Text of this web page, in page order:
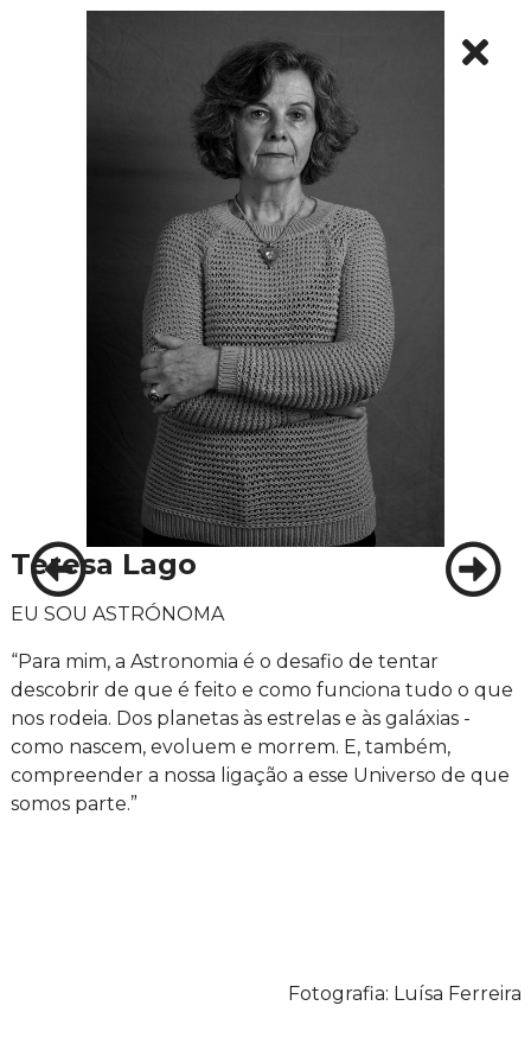
Teresa Lago
EU SOU ASTRÓNOMA
“Para mim, a Astronomia é o desafio de tentar
descobrir de que é feito e como funciona tudo o que
nos rodeia. Dos planetas às estrelas e às galáxias -
como nascem, evoluem e morrem. E, também,
compreender a nossa ligação a esse Universo de que
somos parte.”
Fotografia: Luísa Ferreira